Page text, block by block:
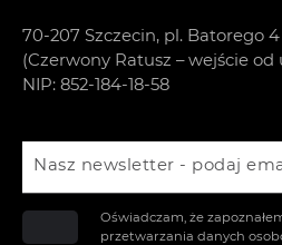
70-207 Szczecin, pl. Batorego 4
(Czerwony Ratusz – wejście od
NIP: 852-184-18-58
Nasz newsletter - podaj
Oświadczam, że
przetwarzania danych